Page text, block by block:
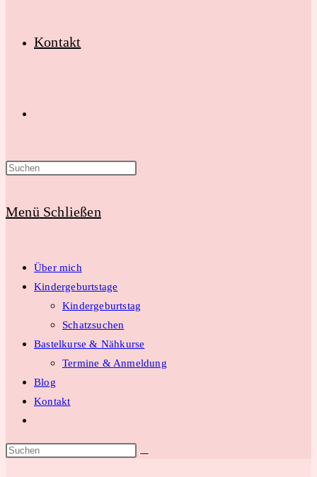
Kontakt
Menü Schließen
Über mich
Kindergeburtstage
Kindergeburtstag
Schatzsuchen
Bastelkurse & Nähkurse
Termine & Anmeldung
Blog
Kontakt
umschalten